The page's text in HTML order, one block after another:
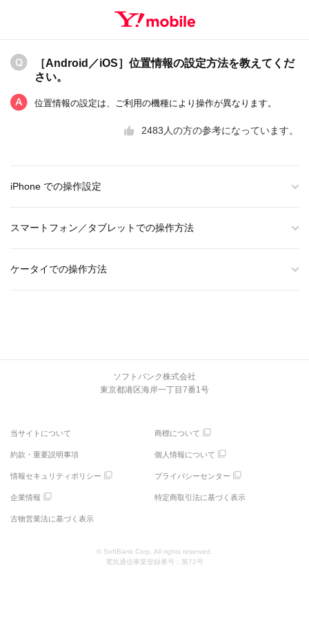
［Android／iOS］位置情報の設定方法を教えてくだ
さい。
位置情報の設定は、ご利用の機種により操作が異なります。
2483 人の方の参考になっています。
iPhone での操作設定
スマートフォン／タブレットでの操作方法
ケータイでの操作方法
ソフトバンク株式会社
東京都港区海岸一丁目7番1号
当サイトについて 商標について
約款・重要説明事項 個人情報について
情報セキュリティポリシー プライバシーセンター
企業情報 特定商取引法に基づく表示
古物営業法に基づく表示
© SoftBank Corp. All rights reserved.
電気通信事業登録番号：第72号